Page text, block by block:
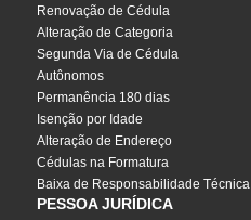
Renovação de Cédula
Alteração de Categoria
Segunda Via de Cédula
Autônomos
Permanência 180 dias
Isenção por Idade
Alteração de Endereço
Cédulas na Formatura
Baixa de Responsabilidade Técnica
PESSOA JURÍDICA